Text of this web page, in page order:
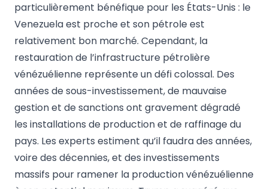
particulièrement bénéfique pour les États-Unis : le
Venezuela est proche et son pétrole est
relativement bon marché. Cependant, la
restauration de l’infrastructure pétrolière
vénézuélienne représente un défi colossal. Des
années de sous-investissement, de mauvaise
gestion et de sanctions ont gravement dégradé
les installations de production et de raffinage du
pays. Les experts estiment qu’il faudra des années,
voire des décennies, et des investissements
massifs pour ramener la production vénézuélienne